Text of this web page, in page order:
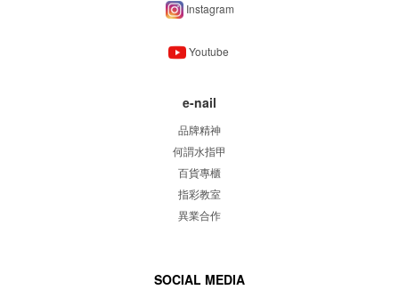
Instagram
Youtube
e-nail
品牌精神
何謂水指甲
百貨專櫃
指彩教室
異業合作
SOCIAL MEDIA